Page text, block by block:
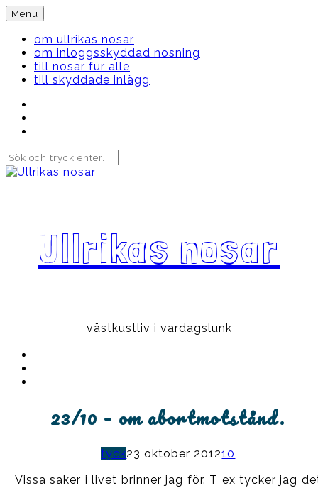
Skip
to
content
Menu
om ullrikas nosar
om inloggsskyddad nosning
till nosar für alle
till skyddade inlägg
Ullrikas nosar
västkustliv i vardagslunk
23/10 – om abortmotstånd.
tyck23 oktober 201210
Vissa saker i livet brinner jag för. T ex tycker jag